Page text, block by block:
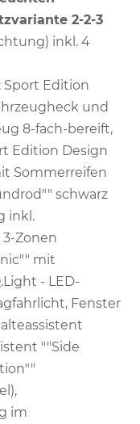
2-2-3
inkl. 4
Sport Edition
und
8-fach-bereift,
Edition Design
Sommerreifen
schwarz
inkl.
Zonen
mit
- LED-
Fenster
""Side
im